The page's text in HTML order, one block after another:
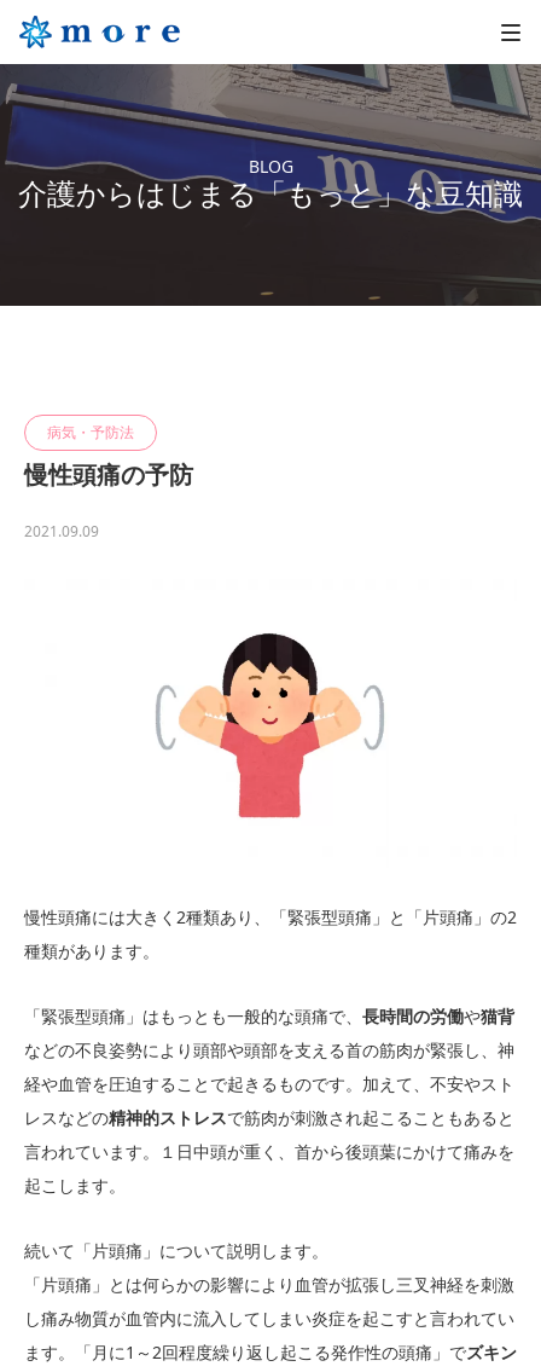
BLOG
介護からはじまる「もっと」な豆知識
病気・予防法
慢性頭痛の予防
2021.09.09
慢性頭痛には大きく2種類あり、「緊張型頭痛」と「片頭痛」の2
種類があります。
「緊張型頭痛」はもっとも一般的な頭痛で、 長時間の労働や猫背
などの不良姿勢により頭部や頭部を支える首の筋肉が緊張し、神
経や血管を圧迫することで起きるものです。加えて、不安やスト
レスなどの精神的ストレスで筋肉が刺激され起こることもあると
言われています。１日中頭が重く、首から後頭葉にかけて痛みを
起こします。
続いて「片頭痛」について説明します。
「片頭痛」とは何らかの影響により血管が拡張し三叉神経を刺激
し痛み物質が血管内に流入してしまい炎症を起こすと言われてい
ます。「月に1～2回程度繰り返し起こる発作性の頭痛」でズキン